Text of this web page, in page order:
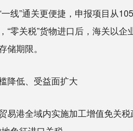
”通关更便捷，申报项目从
“零关税”货物进口后，海关以
储期限。
低、受益面扩大
港全域内实施加工增值免关税